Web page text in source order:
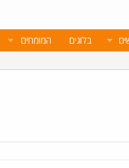
בלוגים המומחים